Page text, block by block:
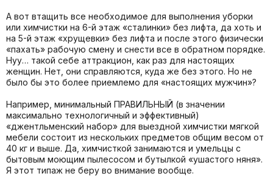
А вот втащить все необходимое для выполнения уборки
или химчистки на 6-й этаж «сталинки» без лифта, да хоть и
на 5-й этаж «хрущевки» без лифта и после этого физически
«пахать» рабочую смену и снести все в обратном порядке.
Нуу… такой себе аттракцион, как раз для настоящих
женщин. Нет, они справляются, куда же без этого. Но не
было бы это более приемлемо для «настоящих мужчин»?
Например, минимальный ПРАВИЛЬНЫЙ (в значении
максимально технологичный и эффективный)
«джентльменский набор» для выездной химчистки мягкой
мебели состоит из нескольких предметов общим весом от
40 кг и выше. Да, химчисткой занимаются и умельцы с
бытовым моющим пылесосом и бутылкой «ушастого няня».
Я этот типаж не беру во внимание вообще.